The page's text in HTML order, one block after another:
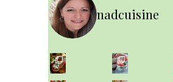
nadcuisine
~ NICE CREAM À LA FRAISE ~
Presque un mois que